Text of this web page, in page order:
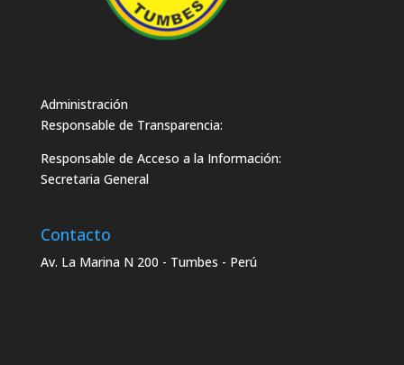
Administración
Responsable de Transparencia:
Responsable de Acceso a la Información:
Secretaria General
Contacto
Av. La Marina N 200 - Tumbes - Perú